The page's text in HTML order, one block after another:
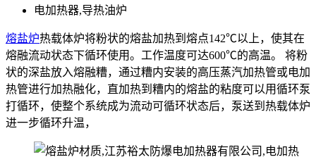
熔盐炉热载体炉将粉状的熔盐加热到熔点142℃以上，使其在
熔融流动状态下循环使用。工作温度可达600℃的高温。 将粉
状的深盐放入熔融糟，通过糟内安装的高压蒸汽加热管或电加
热管进行加热融化，直加热到糟内的熔盐的粘度可以用循环泵
打循环，使整个系统成为流动可循环状态后，泵送到热载体炉
进一步循环升温，